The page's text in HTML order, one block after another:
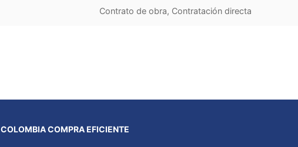
Contrato de obra, Contratación directa
COLOMBIA COMPRA EFICIENTE